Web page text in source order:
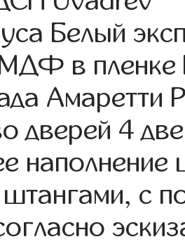
Белый
в пленке
Амаретти
дверей 4
штангами, с